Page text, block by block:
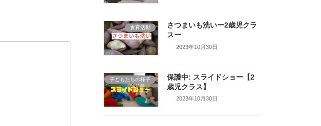
食育活動
さつまいも洗いー2歳児クラ
スー
2023年10月30日
子どもたちの様子
保護中: スライドショー【2
歳児クラス】
2023年10月30日